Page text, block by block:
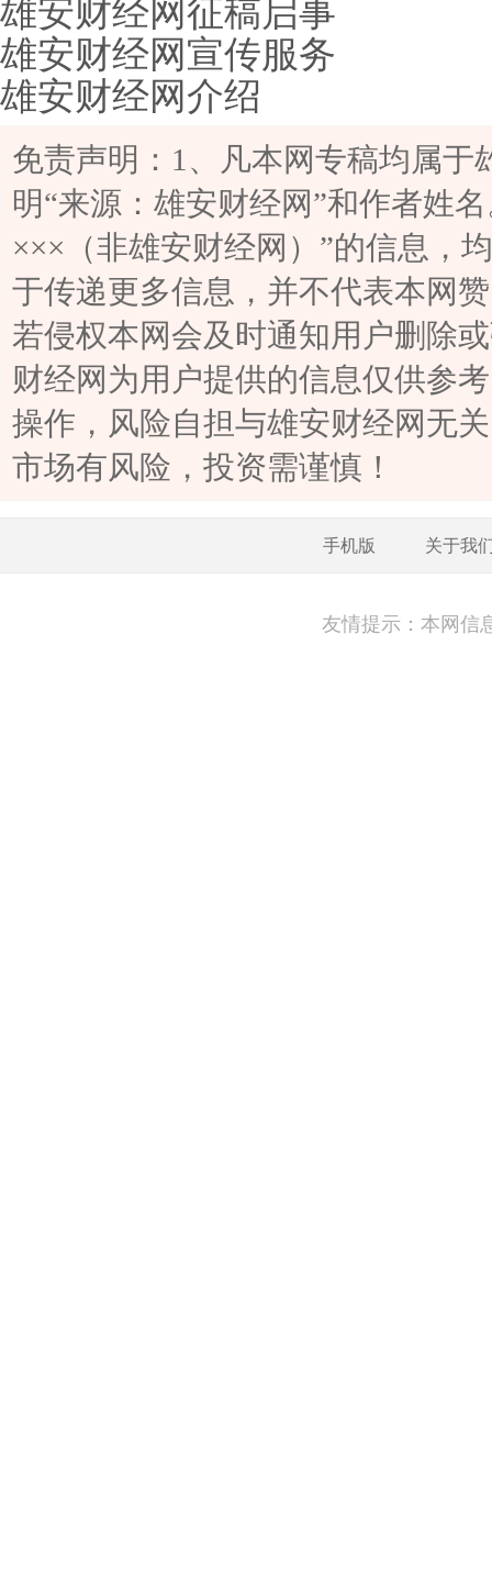
雄安财经网征稿启事
雄安财经网宣传服务
雄安财经网介绍
免责声明：1、凡本网专稿均属于
明“来源：雄安财经网”和作者姓
×××（非雄安财经网）”的信息，
于传递更多信息，并不代表本网
若侵权本网会及时通知用户删除
财经网为用户提供的信息仅供参
操作，风险自担与雄安财经网无
市场有风险，投资需谨慎！
手机版 关于我
友情提示：本网信